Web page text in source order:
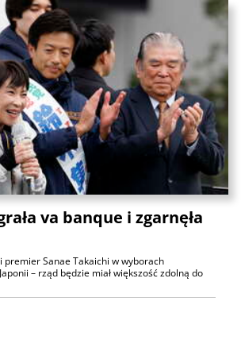
va banque i zgarnęła
Sanae Takaichi w wyborach
– rząd będzie miał większość zdolną do